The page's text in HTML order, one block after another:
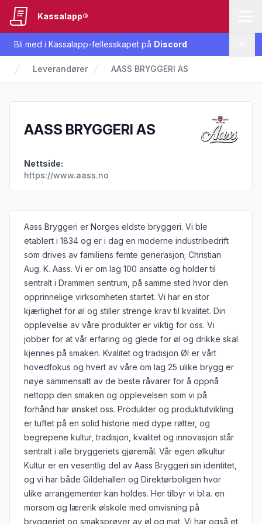
Bli med i Kassalapp-fellesskapet på Discord
Kassalapp®
Leverandører AASS BRYGGERI AS
AASS BRYGGERI AS
Nettside:
https://www.aass.no
Informasjon om leverandøren
Aass Bryggeri er Norges eldste bryggeri. Vi ble
etablert i 1834 og er i dag en moderne industribedrift
som drives av familiens femte generasjon; Christian
Aug. K. Aass. Vi er om lag 100 ansatte og holder til
sentralt i Drammen sentrum, på samme sted hvor den
opprinnelige virksomheten startet. Vi har en stor
kjærlighet for øl og stiller strenge krav til kvalitet. Din
opplevelse av våre produkter er viktig for oss. Vi
jobber for at vår erfaring og glede for øl og drikke skal
kjennes på smaken. Kvalitet og tradisjon Øl er vårt
hovedfokus og hvert av våre om lag 25 ulike brygg er
nøye sammensatt av de beste råvarer for å oppnå
nettopp den smaken og opplevelsen som vi på
forhånd har ønsket oss. Produkter og produktutvikling
er tuftet på en solid historie med dype røtter, og
begrepene kultur, tradisjon, kvalitet og innovasjon står
sentralt i alle bryggeriets gjøremål. Vår egen ølkultur
Kultur er en vesentlig del av Aass Bryggeri sin identitet,
og vi har både Gildehallen og Direktørboligen hvor
ulike arrangementer kan holdes. Her tilbyr vi bl.a. en
morsom og lærerik ølskole med omvisning på
bryggeriet og smaksprøver av øl og mat. Vi har også et